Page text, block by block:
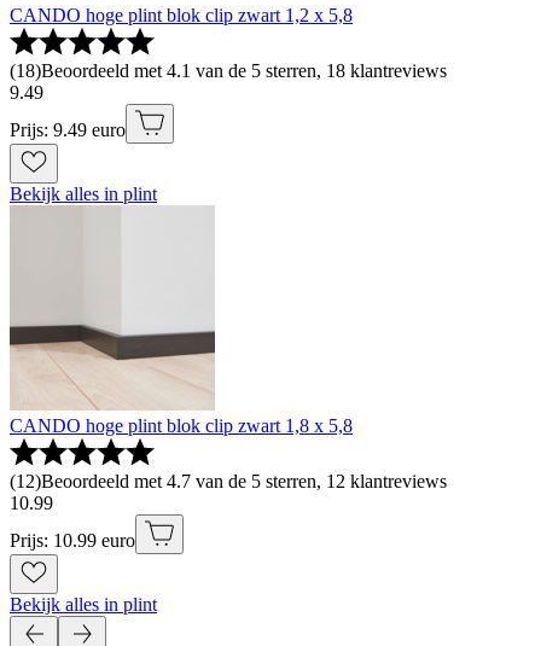
CANDO hoge plint blok clip zwart 1,2 x 5,8
(18)Beoordeeld met 4.1 van de 5 sterren, 18 klantreviews
9.49
Prijs: 9.49 euro
Bekijk alles in plint
CANDO hoge plint blok clip zwart 1,8 x 5,8
(12)Beoordeeld met 4.7 van de 5 sterren, 12 klantreviews
10.99
Prijs: 10.99 euro
Bekijk alles in plint